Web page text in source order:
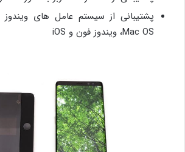
Mac OS، ویندوز فون و iOS